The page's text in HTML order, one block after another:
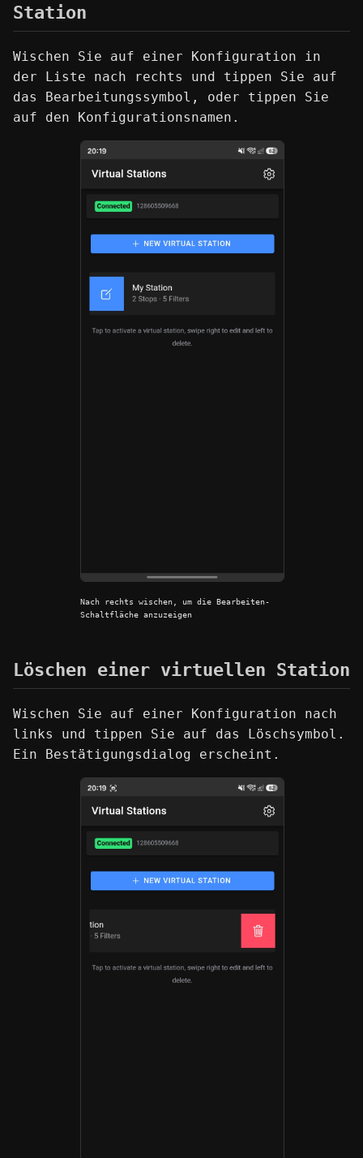
Station
Wischen Sie auf einer Konfiguration in
der Liste nach rechts und tippen Sie auf
das Bearbeitungssymbol, oder tippen Sie
auf den Konfigurationsnamen.
Nach rechts wischen, um die Bearbeiten-
Schaltfläche anzuzeigen
Löschen einer virtuellen Station
Wischen Sie auf einer Konfiguration nach
links und tippen Sie auf das Löschsymbol.
Ein Bestätigungsdialog erscheint.